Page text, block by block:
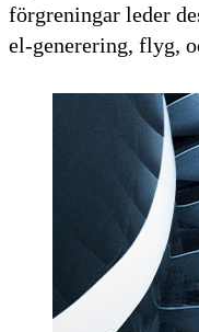
förgreningar leder
el-generering, flyg,